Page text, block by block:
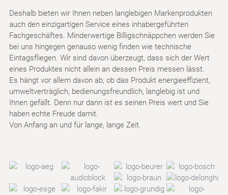
Deshalb bieten wir Ihnen neben langlebigen Markenprodukten
auch den einzigartigen Service eines inhabergeführten
Fachgeschäftes. Minderwertige Billigschnäppchen werden Sie
bei uns hingegen genauso wenig finden wie technische
Eintagsfliegen. Wir sind davon überzeugt, dass sich der Wert
eines Produktes nicht allein an dessen Preis messen lässt.
Es hängt vor allem davon ab, ob das Produkt energieeffizient,
umweltverträglich, bedienungsfreundlich, langlebig ist und
Ihnen gefällt. Denn nur dann ist es seinen Preis wert und Sie
haben echte Freude damit.
Von Anfang an und für lange, lange Zeit.